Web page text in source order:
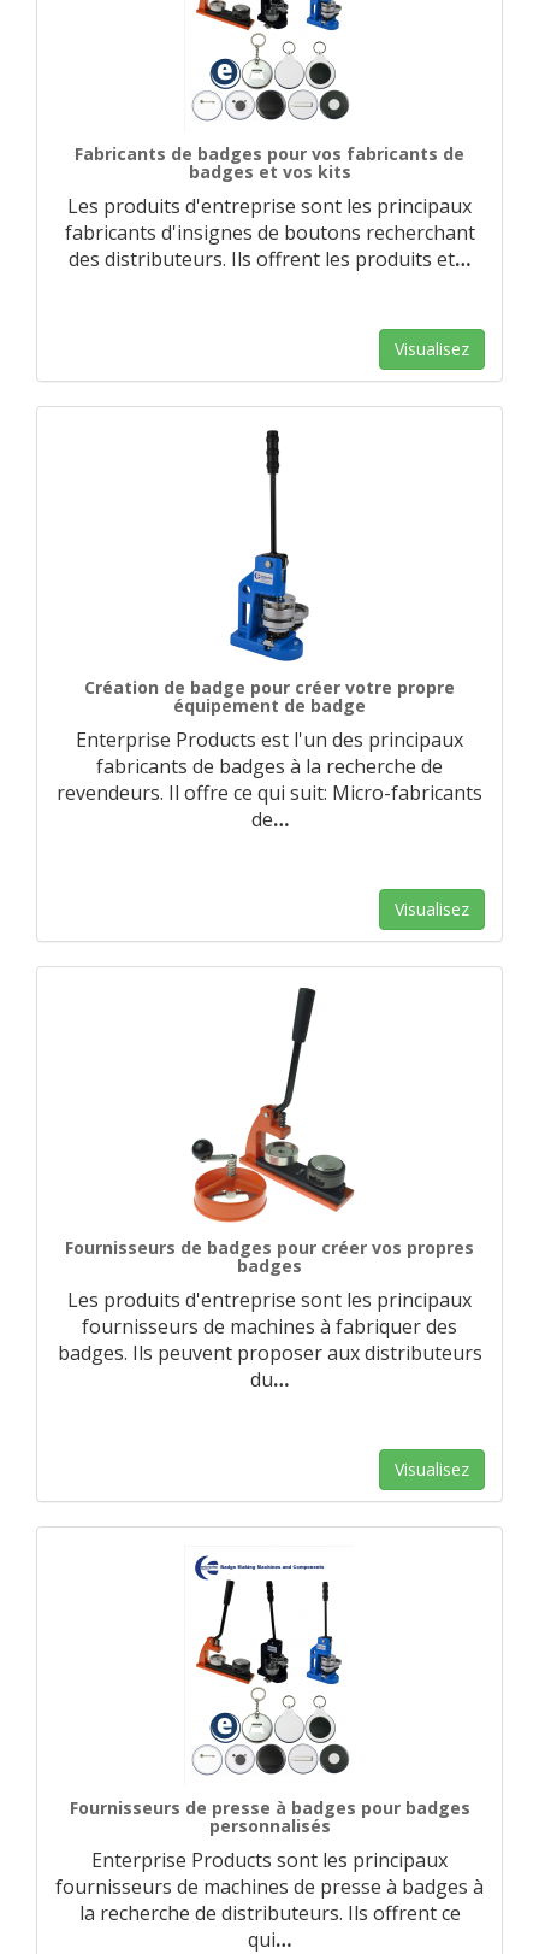
Fabricants de badges pour vos fabricants de
badges et vos kits
Les produits d'entreprise sont les principaux
fabricants d'insignes de boutons recherchant
des distributeurs. Ils offrent les produits et…
Visualisez
Création de badge pour créer votre propre
équipement de badge
Enterprise Products est l'un des principaux
fabricants de badges à la recherche de
revendeurs. Il offre ce qui suit: Micro-fabricants
de…
Visualisez
Fournisseurs de badges pour créer vos propres
badges
Les produits d'entreprise sont les principaux
fournisseurs de machines à fabriquer des
badges. Ils peuvent proposer aux distributeurs
du…
Visualisez
Fournisseurs de presse à badges pour badges
personnalisés
Enterprise Products sont les principaux
fournisseurs de machines de presse à badges à
la recherche de distributeurs. Ils offrent ce
qui…